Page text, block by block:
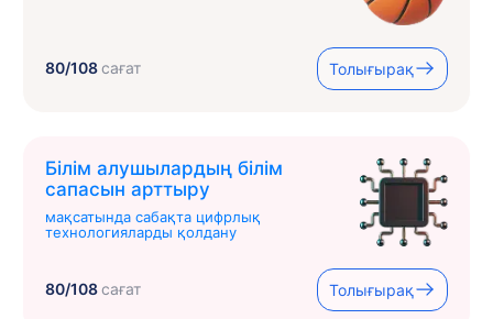
80/108сағат Толығырақ
Білім алушылардың білім
сапасын арттыру
мақсатында сабақта цифрлық
технологияларды қолдану
80/108сағат Толығырақ